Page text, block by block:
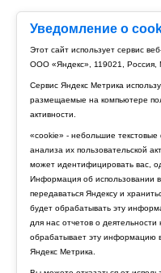
Уведомление о
Этот сайт использует сервис
ООО «Яндекс», 119021, Россия,
Сервис Яндекс Метрика
размещаемые на компьютере
активности.
«cookie» - небольшие
анализа их пользовательской
может идентифицировать вас,
Информация об использовании
передаваться Яндексу и
будет обрабатывать эту
для нас отчетов о
обрабатывает эту информацию
Яндекс Метрика.